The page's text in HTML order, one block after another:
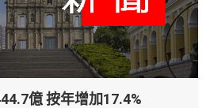
億 按年增加17.4%